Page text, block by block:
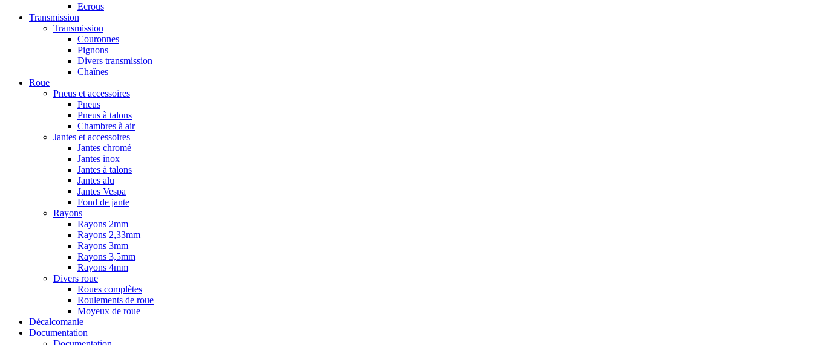
Ecrous
Transmission
Transmission
Couronnes
Pignons
Divers transmission
Chaînes
Roue
Pneus et accessoires
Pneus
Pneus à talons
Chambres à air
Jantes et accessoires
Jantes chromé
Jantes inox
Jantes à talons
Jantes alu
Jantes Vespa
Fond de jante
Rayons
Rayons 2mm
Rayons 2,33mm
Rayons 3mm
Rayons 3,5mm
Rayons 4mm
Divers roue
Roues complètes
Roulements de roue
Moyeux de roue
Décalcomanie
Documentation